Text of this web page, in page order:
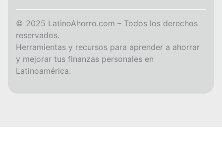
© 2025 LatinoAhorro.com – Todos los derechos
reservados.
Herramientas y recursos para aprender a ahorrar
y mejorar tus finanzas personales en
Latinoamérica.